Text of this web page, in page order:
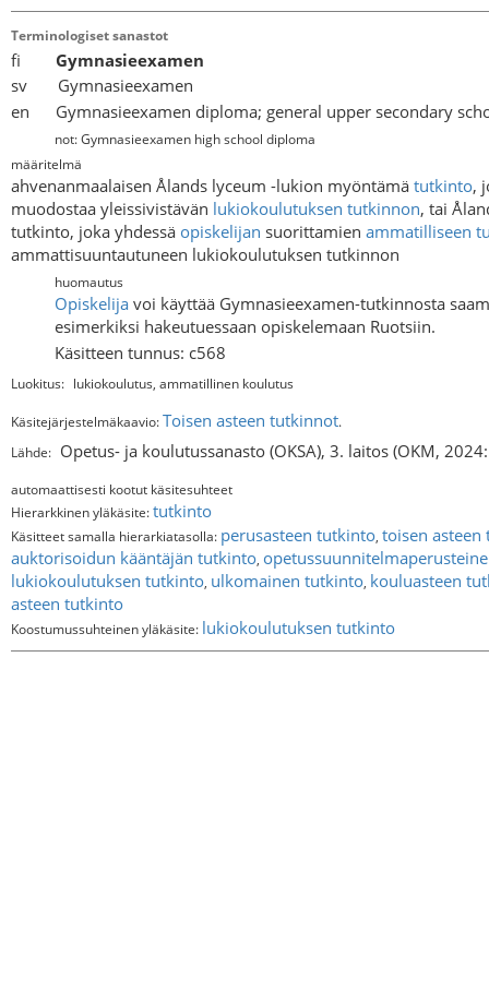
Terminologiset sanastot
fi Gymnasieexamen
sv Gymnasieexamen
en Gymnasieexamen diploma; general upper secondary
not: Gymnasieexamen high school diploma
määritelmä
ahvenanmaalaisen Ålands lyceum -lukion myöntämä tutkinto,
muodostaa yleissivistävän lukiokoulutuksen tutkinnon, tai
tutkinto, joka yhdessä opiskelijan suorittamien ammatilliseen
ammattisuuntautuneen lukiokoulutuksen tutkinnon
huomautus
Opiskelija voi käyttää Gymnasieexamen-tutkinnosta
esimerkiksi hakeutuessaan opiskelemaan Ruotsiin.
Käsitteen tunnus: c568
Luokitus: lukiokoulutus, ammatillinen koulutus
Käsitejärjestelmäkaavio:Toisen asteen tutkinnot.
Lähde: Opetus- ja koulutussanasto (OKSA), 3. laitos (OKM,
automaattisesti kootut käsitesuhteet
Hierarkkinen yläkäsite:tutkinto
Käsitteet samalla hierarkiatasolla: perusasteen tutkinto, toisen
auktorisoidun kääntäjän tutkinto,
lukiokoulutuksen tutkinto, ulkomainen tutkinto, kouluasteen
asteen tutkinto
Koostumussuhteinen yläkäsite: lukiokoulutuksen tutkinto